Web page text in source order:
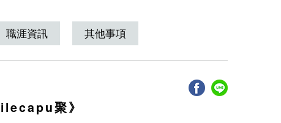
職涯資訊 其他事項
聚》